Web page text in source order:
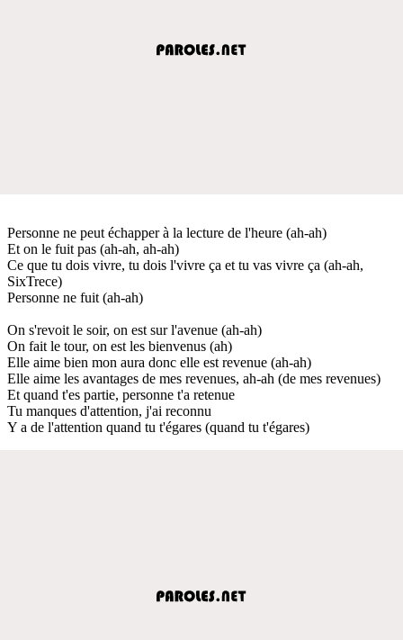
Personne ne peut échapper à la lecture de l'heure (ah-ah)
Et on le fuit pas (ah-ah, ah-ah)
Ce que tu dois vivre, tu dois l'vivre ça et tu vas vivre ça (ah-ah,
SixTrece)
Personne ne fuit (ah-ah)
On s'revoit le soir, on est sur l'avenue (ah-ah)
On fait le tour, on est les bienvenus (ah)
Elle aime bien mon aura donc elle est revenue (ah-ah)
Elle aime les avantages de mes revenues, ah-ah (de mes revenues)
Et quand t'es partie, personne t'a retenue
Tu manques d'attention, j'ai reconnu
Y a de l'attention quand tu t'égares (quand tu t'égares)